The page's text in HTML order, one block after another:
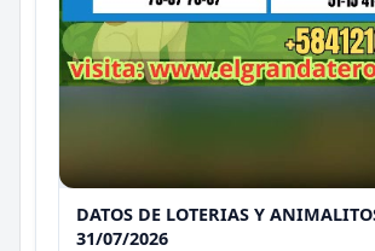
DATOS DE LOTERIAS Y
31/07/2026